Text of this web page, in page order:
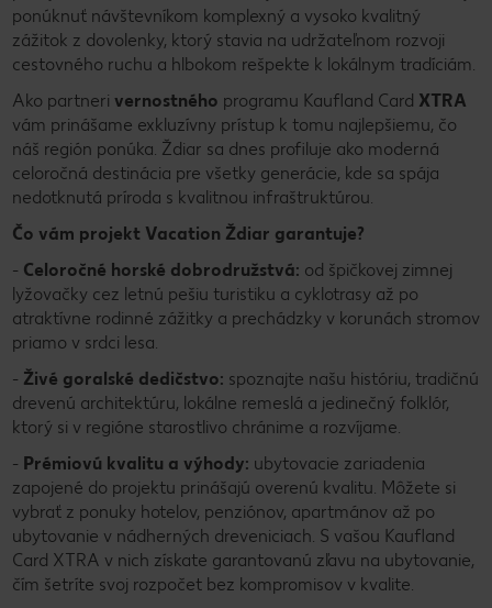
ponúknuť návštevníkom komplexný a vysoko kvalitný
zážitok z dovolenky, ktorý stavia na udržateľnom rozvoji
cestovného ruchu a hlbokom rešpekte k lokálnym tradíciám.
Ako partneri vernostného programu Kaufland Card XTRA
vám prinášame exkluzívny prístup k tomu najlepšiemu, čo
náš región ponúka. Ždiar sa dnes profiluje ako moderná
celoročná destinácia pre všetky generácie, kde sa spája
nedotknutá príroda s kvalitnou infraštruktúrou.
Čo vám projekt Vacation Ždiar garantuje?
- Celoročné horské dobrodružstvá: od špičkovej zimnej
lyžovačky cez letnú pešiu turistiku a cyklotrasy až po
atraktívne rodinné zážitky a prechádzky v korunách stromov
priamo v srdci lesa.
- Živé goralské dedičstvo: spoznajte našu históriu, tradičnú
drevenú architektúru, lokálne remeslá a jedinečný folklór,
ktorý si v regióne starostlivo chránime a rozvíjame.
- Prémiovú kvalitu a výhody: ubytovacie zariadenia
zapojené do projektu prinášajú overenú kvalitu. Môžete si
vybrať z ponuky hotelov, penziónov, apartmánov až po
ubytovanie v nádherných dreveniciach. S vašou Kaufland
Card XTRA v nich získate garantovanú zľavu na ubytovanie,
čím šetríte svoj rozpočet bez kompromisov v kvalite.